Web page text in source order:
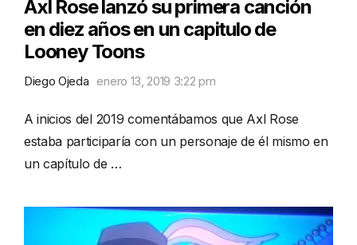
Axl Rose lanzó su primera canción
en diez años en un capitulo de
Looney Toons
Diego Ojeda enero 13, 2019 3:22 pm
A inicios del 2019 comentábamos que Axl Rose
estaba participaría con un personaje de él mismo en
un capítulo de …